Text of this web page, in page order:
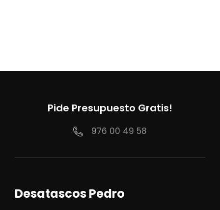
Pide Presupuesto Gratis!
976 00 49 58
Desatascos Pedro